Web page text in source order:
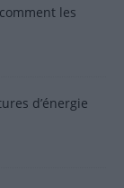
les
d’énergie